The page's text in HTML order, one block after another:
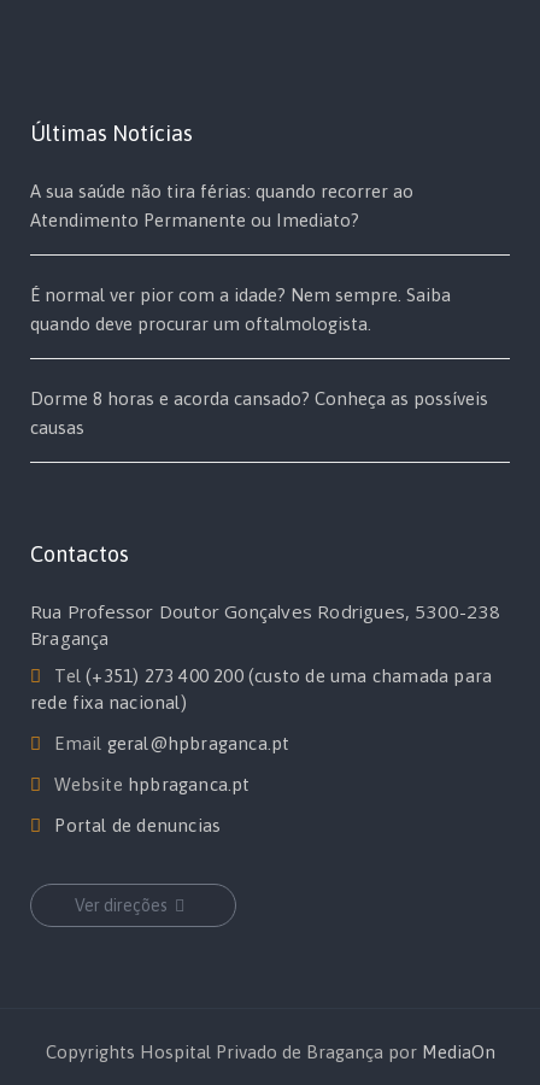
Últimas Notícias
A sua saúde não tira férias: quando recorrer ao
Atendimento Permanente ou Imediato?
É normal ver pior com a idade? Nem sempre. Saiba
quando deve procurar um oftalmologista.
Dorme 8 horas e acorda cansado? Conheça as possíveis
causas
Contactos
Rua Professor Doutor Gonçalves Rodrigues, 5300-238
Bragança
Tel(+351) 273 400 200 (custo de uma chamada para
rede fixa nacional)
Email geral@hpbraganca.pt
Website hpbraganca.pt
Portal de denuncias
Ver direções
Copyrights Hospital Privado de Bragança por MediaOn